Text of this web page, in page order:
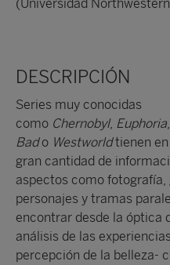
(Universidad
DESCRIPCIÓN
Series muy conocidas
como Chernobyl, Euphoria
Bado Westworldtienen
gran cantidad de
aspectos como fotografía,
personajes y tramas
encontrar desde la óptica
análisis de las
percepción de la belleza-